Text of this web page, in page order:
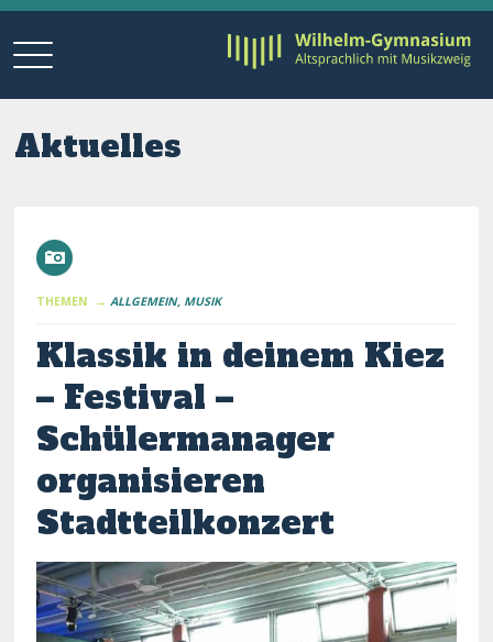
Aktuelles
THEMEN → ALLGEMEIN MUSIK
Klassik in deinem Kiez
– Festival –
Schülermanager
organisieren
Stadtteilkonzert